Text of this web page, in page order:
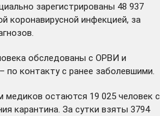
зарегистрированы 48 937
коронавирусной инфекцией, за
обследованы с ОРВИ и
по контакту с ранее заболевшими.
остаются 19 025 человек с
карантина. За сутки взяты 3794